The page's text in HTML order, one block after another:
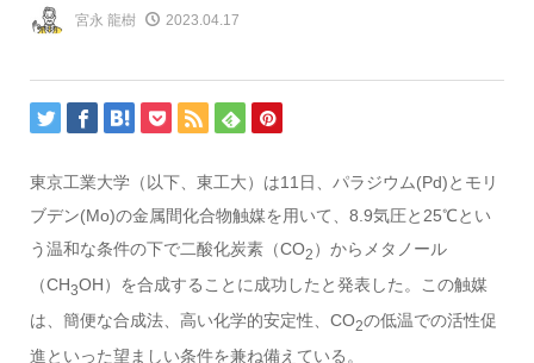
宮永 龍樹 2023.04.17
東京工業大学（以下、東工大）は11日、パラジウム(Pd)とモリ
ブデン(Mo)の金属間化合物触媒を用いて、8.9気圧と25℃とい
う温和な条件の下で二酸化炭素（CO2 ）からメタノール
（CH3OH）を合成することに成功したと発表した。この触媒
は、簡便な合成法、高い化学的安定性、CO2の低温での活性促
進といった望ましい条件を兼ね備えている。